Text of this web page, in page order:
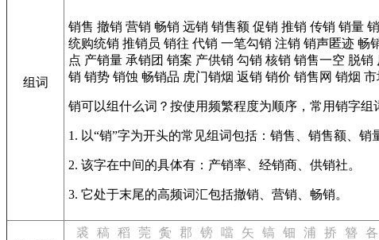
组词
销售 撤销 营销 畅销 远销 销售额 促销 推销 传销 销量
统购统销 推销员 销往 代销 一笔勾销 注销 销声匿迹 畅
点 产销量 承销团 销案 产供销 勾销 核销 销售一空 脱销
销 销势 销蚀 畅销品 虎门销烟 返销 销价 销售网 销烟 市
销可以组什么词？按使用频繁程度为顺序，常用销字组
1. 以“销”字为开头的常见组词包括：销售、销售额、销
2. 该字在中间的具体有：产销率、经销商、供销社。
3. 它处于末尾的高频词汇包括撤销、营销、畅销。
裘 稿 稻 莞 夤 郡 镑 噹 矢 镐 钿 浦 挢 簪 各